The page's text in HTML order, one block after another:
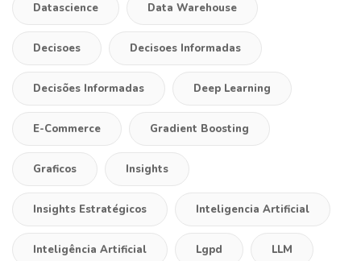
Datascience Data Warehouse
Decisoes Decisoes Informadas
Decisões Informadas Deep Learning
E-Commerce Gradient Boosting
Graficos Insights
Insights Estratégicos Inteligencia Artificial
Inteligência Artificial Lgpd LLM